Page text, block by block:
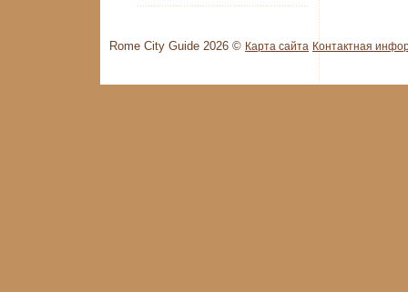
Rome City Guide 2026 © Карта сайта Контактная